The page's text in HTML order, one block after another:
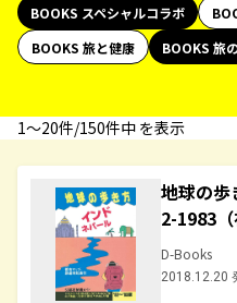
BOOKS スペシャルコラボ
BOOKS 旅と健康
BOOKS 旅
1〜20件/150件中 を表示
地球の歩
2-1983（
D-Books
2018.12.20